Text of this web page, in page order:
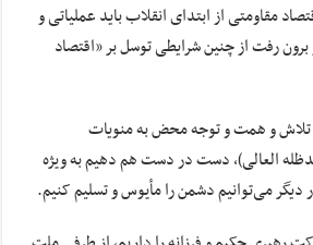
مقاومتی از ابتدای انقلاب باید عملیاتی و
برون رفت از چنین شرایطی توسل بر «اقتصاد
تلاش و همت و توجه محض به منویات
العالی)، دست در دست هم دهیم به ویژه
دیگر می‌توانیم دشمن را مأیوس و تسلیم کنیم.